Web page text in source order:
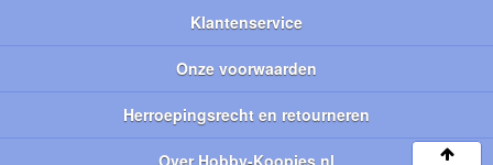
Klantenservice
Onze voorwaarden
Herroepingsrecht en retourneren